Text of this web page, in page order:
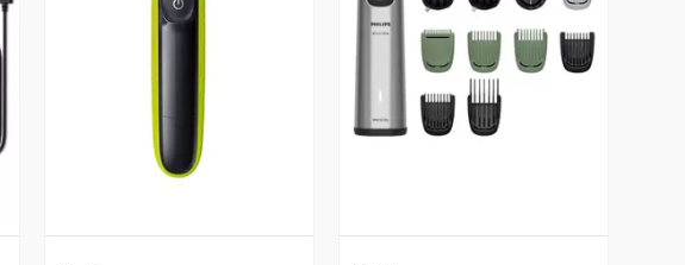
Vista Previa Vista Previa